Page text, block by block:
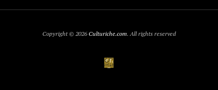
Copyright © 2026Culturiche.com. All rights reserved